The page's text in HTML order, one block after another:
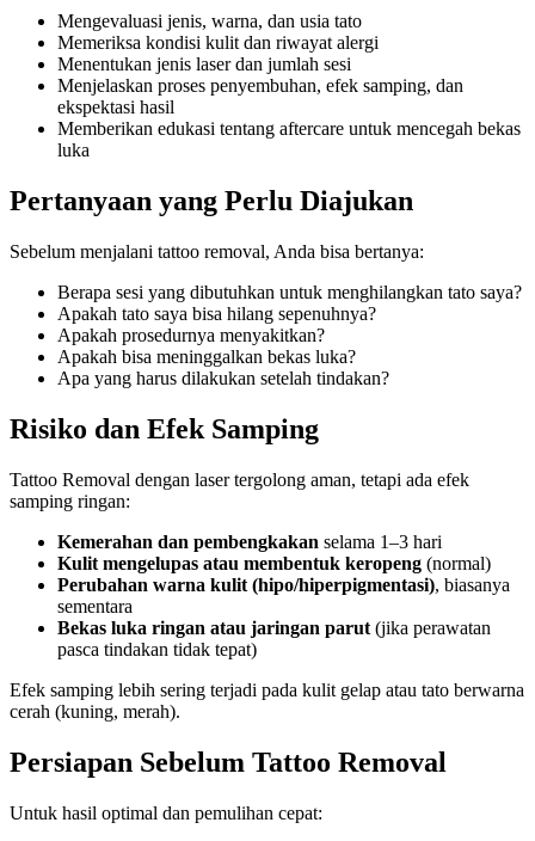
Mengevaluasi jenis, warna, dan usia tato
Memeriksa kondisi kulit dan riwayat alergi
Menentukan jenis laser dan jumlah sesi
Menjelaskan proses penyembuhan, efek samping, dan
ekspektasi hasil
Memberikan edukasi tentang aftercare untuk mencegah bekas
luka
Pertanyaan yang Perlu Diajukan
Sebelum menjalani tattoo removal, Anda bisa bertanya:
Berapa sesi yang dibutuhkan untuk menghilangkan tato saya?
Apakah tato saya bisa hilang sepenuhnya?
Apakah prosedurnya menyakitkan?
Apakah bisa meninggalkan bekas luka?
Apa yang harus dilakukan setelah tindakan?
Risiko dan Efek Samping
Tattoo Removal dengan laser tergolong aman, tetapi ada efek
samping ringan:
Kemerahan dan pembengkakan selama 1–3 hari
Kulit mengelupas atau membentuk keropeng (normal)
Perubahan warna kulit (hipo/hiperpigmentasi), biasanya
sementara
Bekas luka ringan atau jaringan parut (jika perawatan
pasca tindakan tidak tepat)
Efek samping lebih sering terjadi pada kulit gelap atau tato berwarna
cerah (kuning, merah).
Persiapan Sebelum Tattoo Removal
Untuk hasil optimal dan pemulihan cepat: